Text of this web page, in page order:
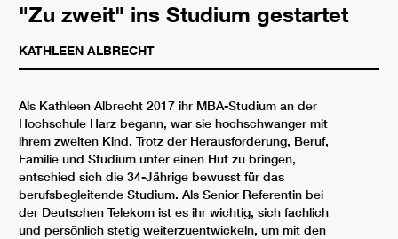
"Zu zweit" ins Studium gestartet
KATHLEEN ALBRECHT
Als Kathleen Albrecht 2017 ihr MBA-Studium an der
Hochschule Harz begann, war sie hochschwanger mit
ihrem zweiten Kind. Trotz der Herausforderung, Beruf,
Familie und Studium unter einen Hut zu bringen,
entschied sich die 34-Jährige bewusst für das
berufsbegleitende Studium. Als Senior Referentin bei
der Deutschen Telekom ist es ihr wichtig, sich fachlich
und persönlich stetig weiterzuentwickeln, um mit den